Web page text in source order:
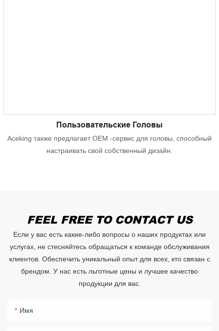
Пользовательские Головы
Aceking также предлагает OEM -сервис для головы, способный
настраивать свой собственный дизайн.
FEEL FREE TO CONTACT US
Если у вас есть какие-либо вопросы о наших продуктах или
услугах, не стесняйтесь обращаться к команде обслуживания
клиентов. Обеспечить уникальный опыт для всех, кто связан с
брендом. У нас есть льготные цены и лучшее качество
продукции для вас.
Имя